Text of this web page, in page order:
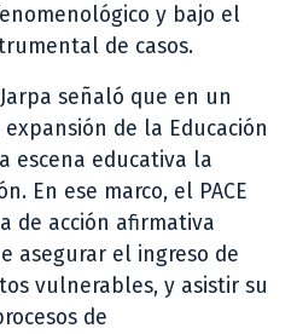
y bajo el
de casos.
señaló que en un
de la Educación
escena educativa la
En ese marco, el PACE
de acción afirmativa
asegurar el ingreso de
vulnerables, y asistir su
de